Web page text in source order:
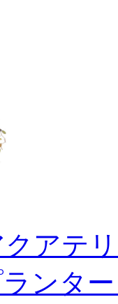
クアテ
ンタ